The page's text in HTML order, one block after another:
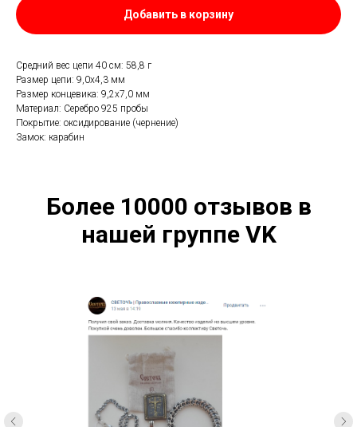
Добавить в корзину
Средний вес цепи 40 см: 58,8 г
Размер цепи: 9,0х4,3 мм
Размер концевика: 9,2x7,0 мм
Материал: Серебро 925 пробы
Покрытие: оксидирование (чернение)
Замок: карабин
Более 10000 отзывов в
нашей группе VK